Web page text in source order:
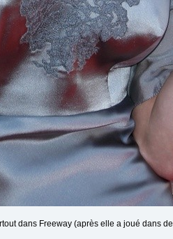
dans Freeway (après elle a joué dans